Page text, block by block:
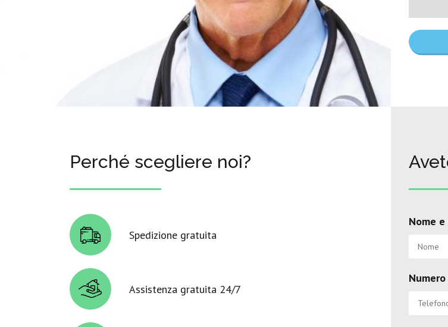
Perché scegliere noi?
Spedizione gratuita
Assistenza gratuita 24/7
Nome e